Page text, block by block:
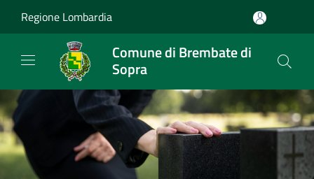
Regione Lombardia
Comune di Brembate di
Sopra